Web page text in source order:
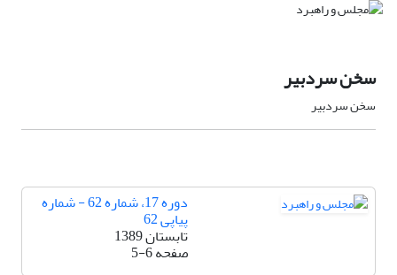
سخن سردبیر
سخن سردبیر
دوره 17، شماره 62 - شماره
پیاپی 62
تابستان 1389
صفحه5-6